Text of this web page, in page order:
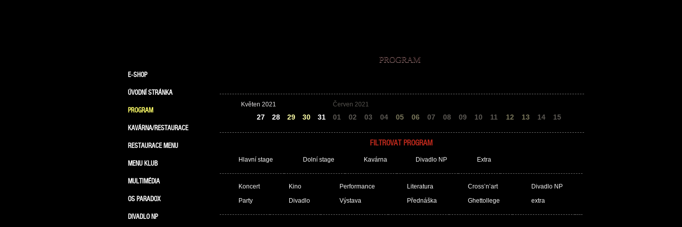
E-SHOP
ÚVODNÍ STRÁNKA
PROGRAM
KAVÁRNA/RESTAURACE
RESTAURACE MENU
MENU KLUB
MULTIMÉDIA
OS PARADOX
DIVADLO NP
PROGRAM
Květen 2021
27 28 29 30 31
Červen 2021
01 02 03 04 05 06 07 08 09 10 11 12 13 14 15
FILTROVAT PROGRAM
Hlavní stage Dolní stage Kavárna Divadlo NP Extra
Koncert
Party
Kino
Divadlo
Performance
Výstava
Literatura
Přednáška
Cross’n’art
Ghettollege
Divadlo NP
extra